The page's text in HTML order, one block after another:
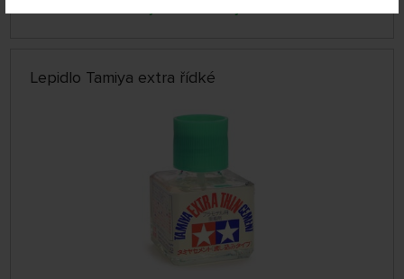
Lepidlo Tamiya extra řídké